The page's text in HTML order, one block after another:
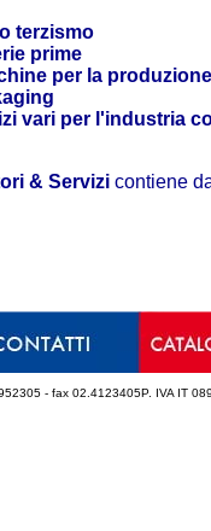
terzismo
prime
per la
vari per l'industria
& Servizi contiene
- fax 02.4123405P. IVA IT